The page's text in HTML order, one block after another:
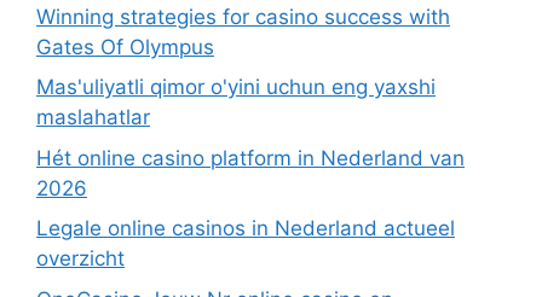
Winning strategies for casino success with
Gates Of Olympus
Mas'uliyatli qimor o'yini uchun eng yaxshi
maslahatlar
Hét online casino platform in Nederland van
2026
Legale online casinos in Nederland actueel
overzicht